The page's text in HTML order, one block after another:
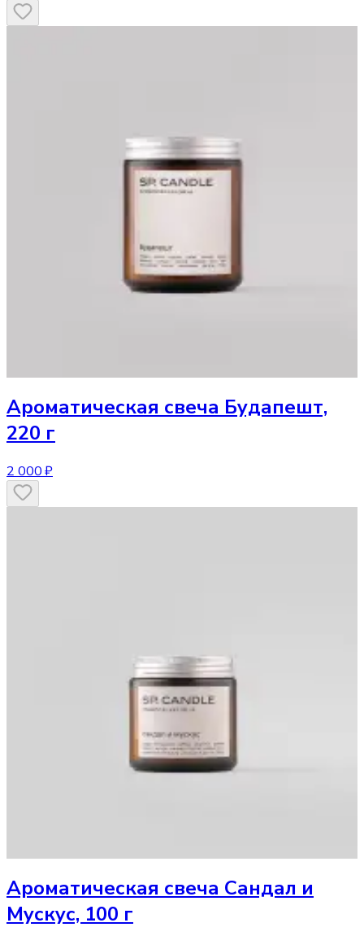
Ароматическая свеча Будапешт,
220 г
2 000 ₽
Ароматическая свеча Сандал и
Мускус, 100 г